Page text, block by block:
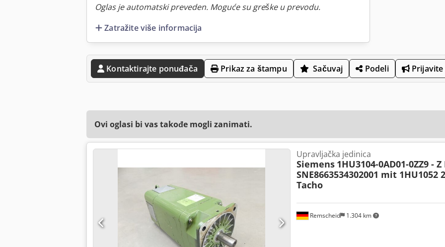
Oglas je automatski preveden. Moguće su greške u prevodu.
Zatražite više informacija
Kontaktirajte ponuđača Prikaz za štampu Sačuvaj Podeli Prijavite
Ovi oglasi bi vas takođe mogli zanimati.
Remscheid 1.304 km
Upravljačka jedinica
Siemens 1HU3104-0AD01-0ZZ9 -
SNE8663534302001 mit 1HU1052
Tacho